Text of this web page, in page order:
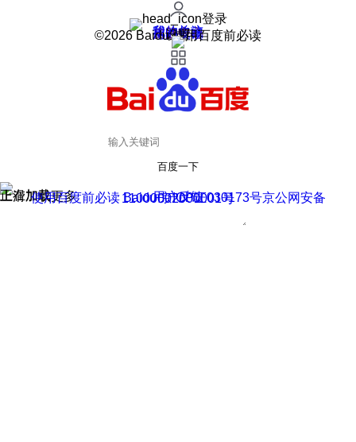
登录
我的关注
我的收藏
皮肤中心
用户反馈
设置
©2026 Baidu 使用百度前必读
百度一下
正在加载
上滑加载更多 用户反馈
使用百度前必读 Baidu 京ICP证030173号
京公网安备11000002000001号